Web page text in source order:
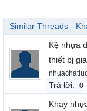
Similar Threads -
Kệ nhựa
thiết bị
Trả lời: 0
Khay